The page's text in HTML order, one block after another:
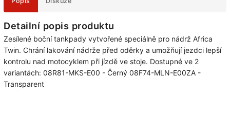
Detailní popis produktu
Zesílené boční tankpady vytvořené speciálně pro nádrž Africa
Twin. Chrání lakování nádrže před oděrky a umožňují jezdci lepší
kontrolu nad motocyklem při jízdě ve stoje. Dostupné ve 2
variantách: 08R81-MKS-E00 - Černý 08F74-MLN-E00ZA -
Transparent